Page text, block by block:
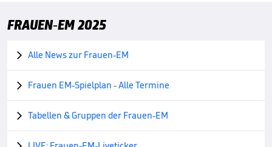
FRAUEN-EM 2025
 Alle News zur Frauen-EM
 Frauen EM-Spielplan - Alle Termine
 Tabellen & Gruppen der Frauen-EM